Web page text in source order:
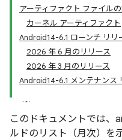
アーティファクト ファイル
カーネル アーティファクト
Android14-6.1 ローンチ リリ
2026 年 6 月のリリース
2026 年 3 月のリリース
Android14-6.1 メンテナンス
このドキュメントでは、
ルドのリスト（月次）を